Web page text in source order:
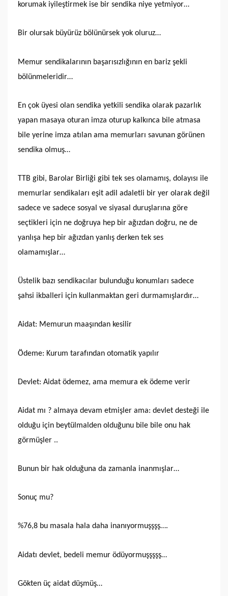
korumak iyileştirmek ise bir sendika niye yetmiyor…
Bir olursak büyürüz bölünürsek yok oluruz…
Memur sendikalarının başarısızlığının en bariz şekli
bölünmeleridir…
En çok üyesi olan sendika yetkili sendika olarak pazarlık
yapan masaya oturan imza oturup kalkınca bile atmasa
bile yerine imza atılan ama memurları savunan görünen
sendika olmuş…
TTB gibi, Barolar Birliği gibi tek ses olamamış, dolayısı ile
memurlar sendikaları eşit adil adaletli bir yer olarak değil
sadece ve sadece sosyal ve siyasal duruşlarına göre
seçtikleri için ne doğruya hep bir ağızdan doğru, ne de
yanlışa hep bir ağızdan yanlış derken tek ses
olamamışlar…
Üstelik bazı sendikacılar bulunduğu konumları sadece
şahsi ikballeri için kullanmaktan geri durmamışlardır…
Aidat: Memurun maaşından kesilir
Ödeme: Kurum tarafından otomatik yapılır
Devlet: Aidat ödemez, ama memura ek ödeme verir
Aidat mı ? almaya devam etmişler ama: devlet desteği ile
olduğu için beytülmalden olduğunu bile bile onu hak
görmüşler ..
Bunun bir hak olduğuna da zamanla inanmışlar…
Sonuç mu?
%76,8 bu masala hala daha inanıyormuşşşş….
Aidatı devlet, bedeli memur ödüyormuşşşşş…
Gökten üç aidat düşmüş…